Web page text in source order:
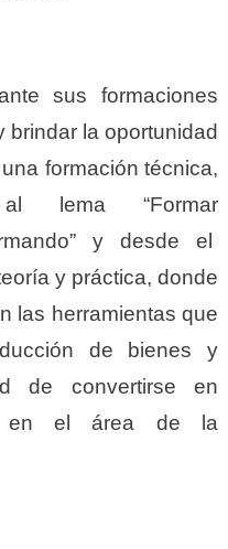
sus formaciones
brindar la oportunidad
formación técnica,
al lema “Formar
y desde el
y práctica, donde
las herramientas que
de bienes y
de convertirse en
en el área de la